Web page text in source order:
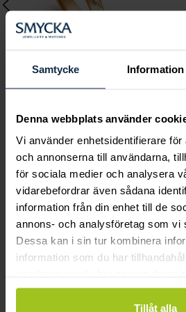
Samtycke Information
Denna webbplats använder
Vi använder enhetsidentifierare
och annonserna till användarna,
för sociala medier och analysera
vidarebefordrar även sådana
information från din enhet till de
annons- och analysföretag som vi
Dessa kan i sin tur kombinera
information som du har
Tillåt alla
Helene 0,09 ct rödguld
Pris:15 710 kr
15 710 kr 16
Andra